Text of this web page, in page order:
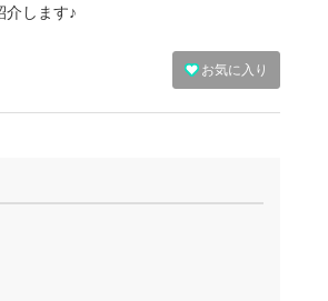
介します♪
お気に入り